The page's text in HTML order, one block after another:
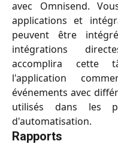
avec Omnisend.
applications et
peuvent être
intégrations
accomplira cette
l'application
événements avec
utilisés dans les
d'automatisation.
Rapports